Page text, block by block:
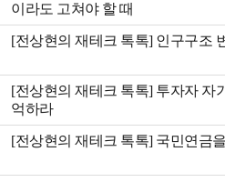
이라도 고쳐야 할 때
[전상현의 재테크 톡톡] 인구구조
[전상현의 재테크 톡톡] 투자자 자
억하라
[전상현의 재테크 톡톡] 국민연금